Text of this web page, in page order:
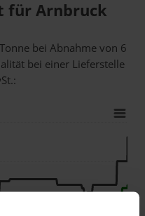
für Arnbruck
bei Abnahmevon 6
bei einer Lieferstelle